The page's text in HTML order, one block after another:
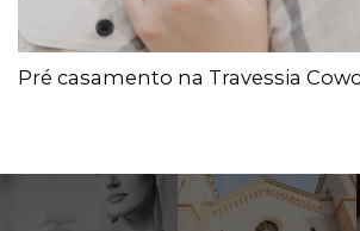
Pré casamento na Travessia